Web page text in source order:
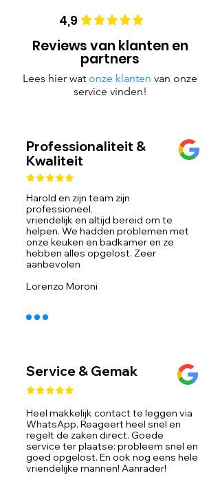
4,9
Reviews van klanten en
partners
Lees hier wat onze klanten van onze
service vinden!
Professionaliteit &
Kwaliteit
Harold en zijn team zijn
professioneel,
vriendelijk en altijd bereid om te
helpen. We hadden problemen met
onze keuken en badkamer en ze
hebben alles opgelost. Zeer
aanbevolen
Lorenzo Moroni
Service & Gemak
Heel makkelijk contact te leggen via
WhatsApp. Reageert heel snel en
regelt de zaken direct. Goede
service ter plaatse: probleem snel en
goed opgelost. En ook nog eens hele
vriendelijke mannen! Aanrader!